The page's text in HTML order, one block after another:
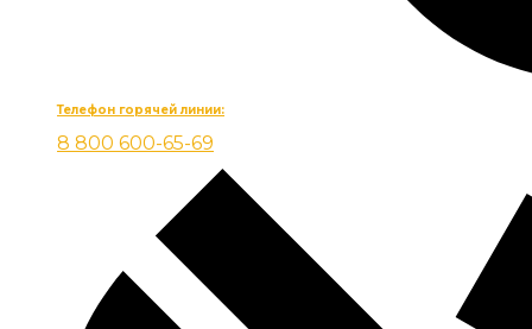
Телефон горячей линии:
8 800 600-65-69